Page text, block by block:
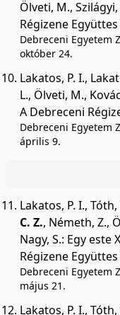
Ölveti, M., Szilágyi,
Régizene
Debreceni Egyetem
október 24.
Lakatos, P. I.,
L., Ölveti, M.,
A Debreceni
Debreceni Egyetem
április 9.
Lakatos, P. I., Tóth,
C. Z., Németh, Z.,
Nagy, S.: Egy este
Régizene
Debreceni Egyetem
május 21.
Lakatos, P. I., Tóth,